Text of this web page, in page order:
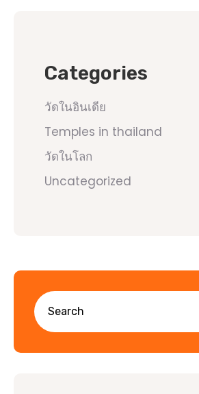
Categories
วัดในอินเดีย
Temples in thailand
วัดในโลก
Uncategorized